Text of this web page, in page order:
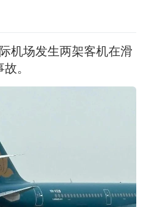
机场发生两架客机在滑
。